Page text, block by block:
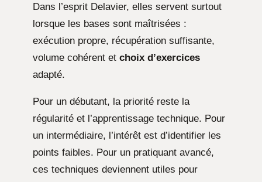
Dans l’esprit Delavier, elles servent surtout
lorsque les bases sont maîtrisées :
exécution propre, récupération suffisante,
volume cohérent et choix d’exercices
adapté.
Pour un débutant, la priorité reste la
régularité et l’apprentissage technique. Pour
un intermédiaire, l’intérêt est d’identifier les
points faibles. Pour un pratiquant avancé,
ces techniques deviennent utiles pour